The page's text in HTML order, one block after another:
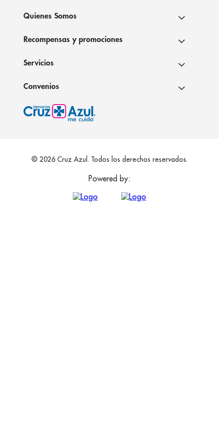
Quienes Somos
Recompensas y promociones
Servicios
Convenios
© 2026 Cruz Azul. Todos los derechos reservados.
Powered by: